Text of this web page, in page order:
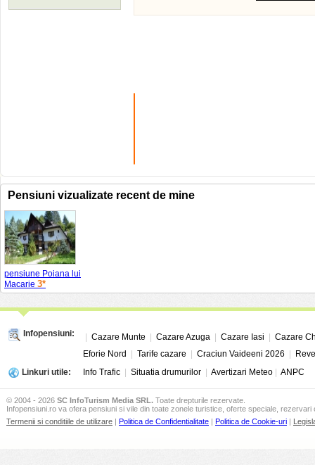
Pensiuni vizualizate recent de mine
pensiune Poiana lui
Macarie 3*
Infopensiuni: Cazare Munte Cazare Azuga Cazare Iasi
Cazare
Eforie Nord
Tarife cazare Craciun Vaideeni 2026
Linkuri utile:
Info Trafic Situatia drumurilor Avertizari Meteo ANPC
© 2004 - 2026 SC InfoTurism Media SRL. Toate drepturile rezervate.
Infopensiuni.ro va ofera pensiuni si vile din toate zonele turistice, oferte speciale, rezervari
Termenii si conditiile de utilizare
Politica de Confidentialitate Politica de Cookie-uri